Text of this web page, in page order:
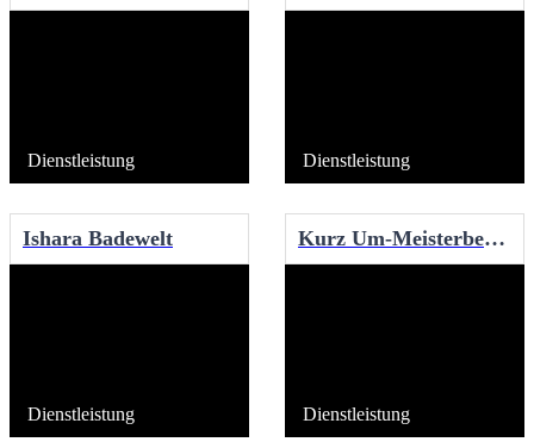
Dienstleistung Dienstleistung
Ishara Badewelt
Dienstleistung
Kurz Um-Meisterbetriebe
Dienstleistung